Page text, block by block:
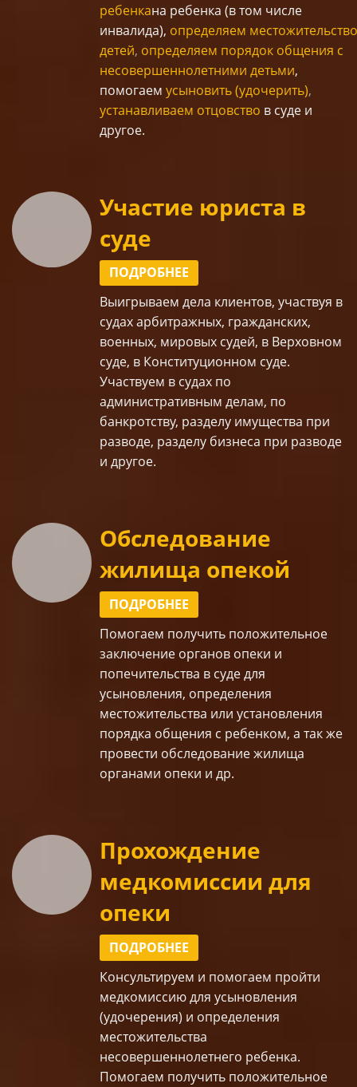
ребенкана ребенка (в том числе
инвалида), определяем местожительство
детей, определяем порядок общения с
несовершеннолетними детьми,
помогаем усыновить (удочерить),
устанавливаем отцовство в суде и
другое.
Участие юриста в
суде
ПОДРОБНЕЕ
Выигрываем дела клиентов, участвуя в
судахарбитражных, гражданских,
военных, мировых судей, в Верховном
суде, в Конституционном суде.
Участвуем в судах по
административным делам, по
банкротству, разделу имущества при
разводе, разделу бизнеса при разводе
и другое.
Обследование
жилища опекой
ПОДРОБНЕЕ
Помогаем получить положительное
заключение органов опеки и
попечительства в судедля
усыновления, определения
местожительства или установления
порядка общения с ребенком, а так же
провести обследование жилища
органами опеки и др.
Прохождение
медкомиссии для
опеки
ПОДРОБНЕЕ
Консультируем и помогаем пройти
медкомиссиюдля усыновления
(удочерения) и определения
местожительства
несовершеннолетнего ребенка.
Помогаем получить положительное